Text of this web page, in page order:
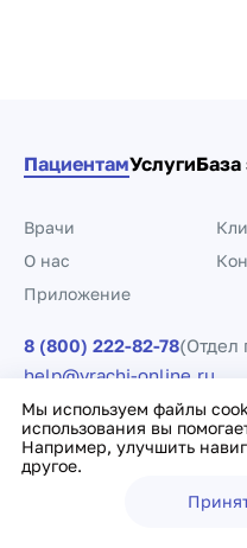
Мы используем файлы
использования вы
Например, улучшить
другое.
ПациентамУслугиБаза
Врачи
О нас
Приложение
8 (800) 222-82-78(Отдел
help@vrachi-online.ru
Информация, представленная
использована для постановки
заменяет прием врача.